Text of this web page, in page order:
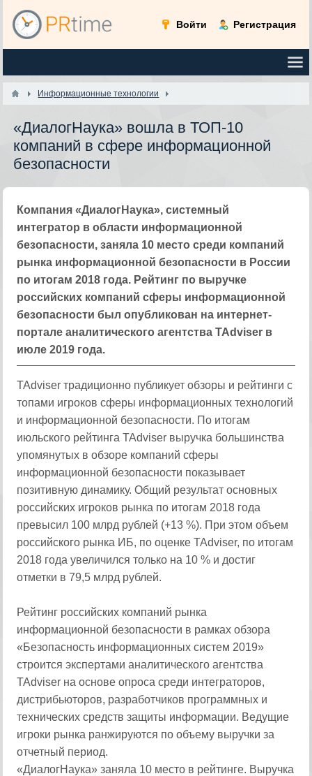
Войти Регистрация
Информационные технологии
«ДиалогНаука» вошла в ТОП-10
компаний в сфере информационной
безопасности
Компания «ДиалогНаука», системный
интегратор в области информационной
безопасности, заняла 10 место среди компаний
рынка информационной безопасности в России
по итогам 2018 года. Рейтинг по выручке
российских компаний сферы информационной
безопасности был опубликован на интернет-
портале аналитического агентства TAdviser в
июле 2019 года.
TAdviser традиционно публикует обзоры и рейтинги с
топами игроков сферы информационных технологий
и информационной безопасности. По итогам
июльского рейтинга TAdviser выручка большинства
упомянутых в обзоре компаний сферы
информационной безопасности показывает
позитивную динамику. Общий результат основных
российских игроков рынка по итогам 2018 года
превысил 100 млрд рублей (+13 %). При этом объем
российского рынка ИБ, по оценке TAdviser, по итогам
2018 года увеличился только на 10 % и достиг
отметки в 79,5 млрд рублей.
Рейтинг российских компаний рынка
информационной безопасности в рамках обзора
«Безопасность информационных систем 2019»
строится экспертами аналитического агентства
TAdviser на основе опроса среди интеграторов,
дистрибьюторов, разработчиков программных и
технических средств защиты информации. Ведущие
игроки рынка ранжируются по объему выручки за
отчетный период.
«ДиалогНаука» заняла 10 место в рейтинге. Выручка